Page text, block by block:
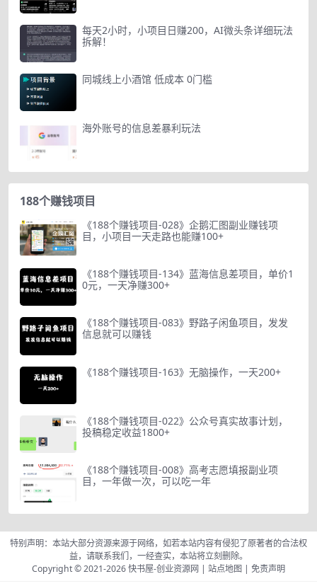
每天2小时，小项目日赚200，AI微头条详细玩法
拆解！
同城线上小酒馆 低成本 0门槛
海外账号的信息差暴利玩法
188个赚钱项目
《188个赚钱项目-028》企鹅汇图副业赚钱项
目，小项目一天走路也能赚100+
《188个赚钱项目-134》蓝海信息差项目，单价1
0元，一天净赚300+
《188个赚钱项目-083》野路子闲鱼项目，发发
信息就可以赚钱
《188个赚钱项目-163》无脑操作，一天200+
《188个赚钱项目-022》公众号真实故事计划，
投稿稳定收益1800+
《188个赚钱项目-008》高考志愿填报副业项
目，一年做一次，可以吃一年
特别声明：本站大部分资源来源于网络，如若本站内容有侵犯了原著者的合法权
益，请联系我们，一经查实，本站将立刻删除。
Copyright © 2021-2026快书屋-创业资源网 | 站点地图 | 免责声明